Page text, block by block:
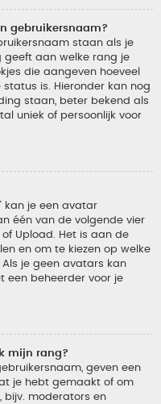
gebruikersnaam?
staan als je
geeft aan welke rang je
die aangeven hoeveel
is. Hieronder kan nog
staan, beter bekend als
uniek of persoonlijk voor
kan je een avatar
één van de volgende vier
Upload. Het is aan de
en om te kiezen op welke
je geen avatars kan
een beheerder voor je
mijn rang?
geven een
je hebt gemaakt of om
bijv. moderators en